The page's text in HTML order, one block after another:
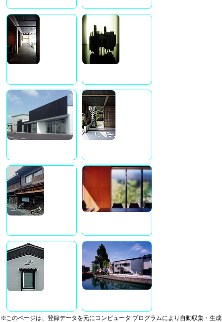
※このページは、登録データを元にコンピュータ プログラムにより自動収集・生成